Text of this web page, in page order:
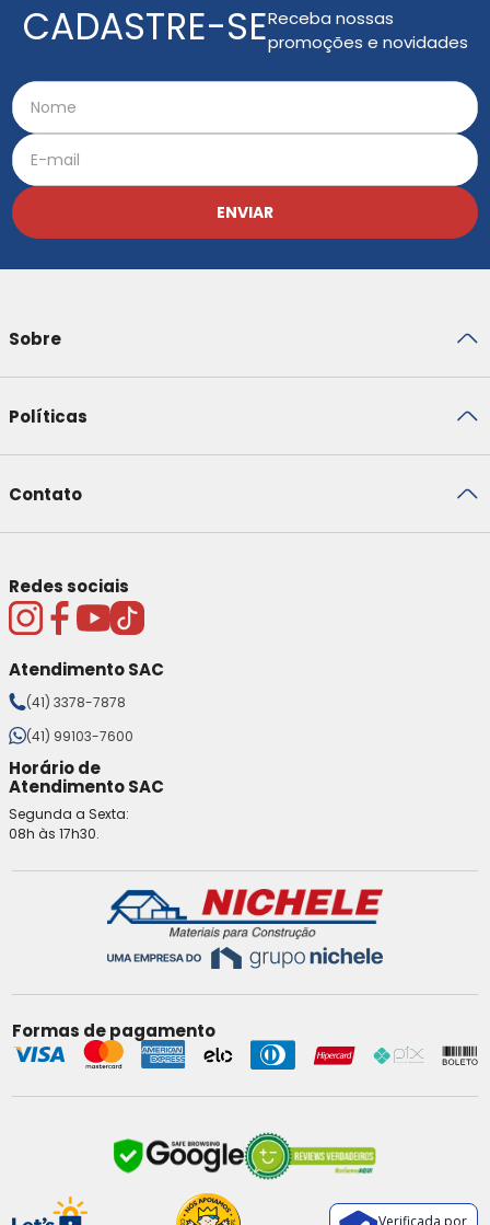
CADASTRE-SEReceba nossas
promoções e novidades
ENVIAR
Sobre
Políticas
Contato
Redes sociais
Atendimento SAC
(41) 3378-7878
(41) 99103-7600
Horário de
Atendimento SAC
Segunda a Sexta:
08h às 17h30.
Formas de pagamento
Verificada por